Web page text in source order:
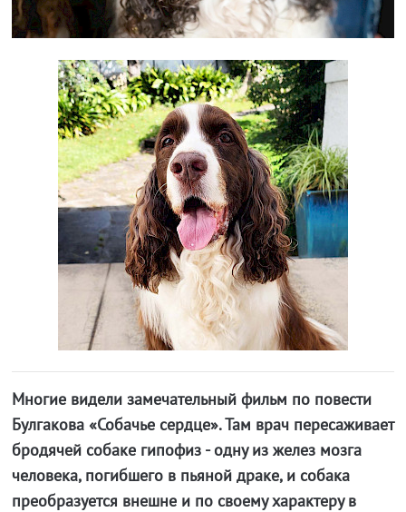
Многие видели замечательный фильм по повести
Булгакова «Собачье сердце». Там врач пересаживает
бродячей собаке гипофиз - одну из желез мозга
человека, погибшего в пьяной драке, и собака
преобразуется внешне и по своему характеру в